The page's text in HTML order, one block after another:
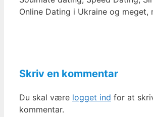
Online Dating i Ukraine og meget,
Skriv en kommentar
Du skal være logget ind for at
kommentar.